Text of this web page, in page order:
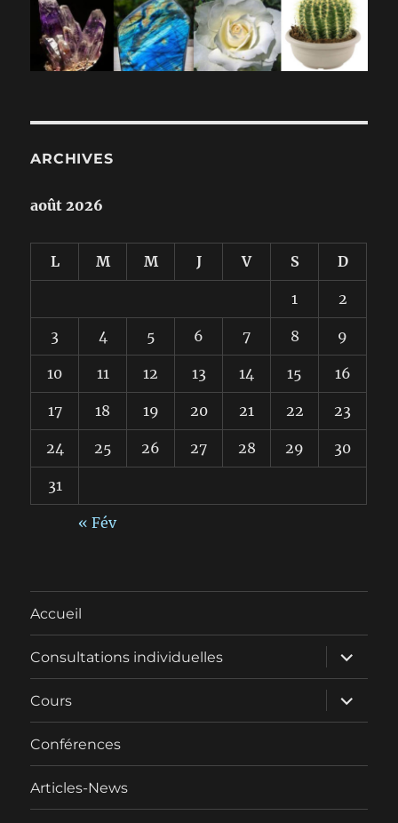
ARCHIVES
août 2026
L M M J V S D
1 2
3 4 5 6 7 8 9
10 11 12 13 14 15 16
17 18 19 20 21 22 23
24 25 26 27 28 29 30
31
« Fév
Accueil
Consultations individuelles
ouvrir
le
sous-
menu
Cours
ouvrir
le
sous-
Conférences
Articles-News